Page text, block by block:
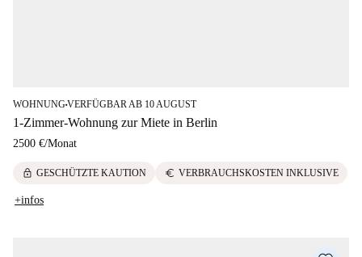
WOHNUNG■VERFÜGBAR AB 10 AUGUST
1-Zimmer-Wohnung zur Miete in Berlin
2500 €/Monat
lock GESCHÜTZTE KAUTION euro VERBRAUCHSKOSTEN INKLUSIVE
+infos